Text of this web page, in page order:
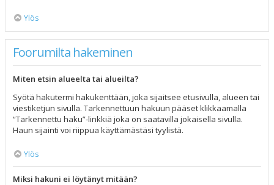
Ylös
Foorumilta hakeminen
Miten etsin alueelta tai alueilta?
Syötä hakutermi hakukenttään, joka sijaitsee etusivulla, alueen tai
viestiketjun sivulla. Tarkennettuun hakuun pääset klikkaamalla
“Tarkennettu haku”-linkkiä joka on saatavilla jokaisella sivulla.
Haun sijainti voi riippua käyttämästäsi tyylistä.
Ylös
Miksi hakuni ei löytänyt mitään?